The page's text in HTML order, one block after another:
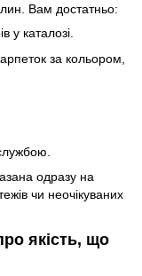
Вам достатньо:
у каталозі.
за кольором,
одразу на
чи неочікуваних
якість, що